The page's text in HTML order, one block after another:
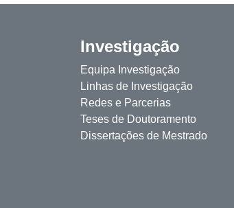
Investigação
Equipa Investigação
Linhas de Investigação
Redes e Parcerias
Teses de Doutoramento
Dissertações de Mestrado